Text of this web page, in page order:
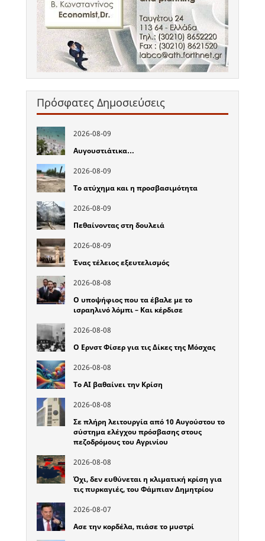
Πρόσφατες Δημοσιεύσεις
2026-08-09
Αυγουστιάτικα…
2026-08-09
Το ατύχημα και η προσβασιμότητα
2026-08-09
Πεθαίνοντας στη δουλειά
2026-08-09
Ένας τέλειος εξευτελισμός
2026-08-08
Ο υποψήφιος που τα έβαλε με το
ισραηλινό λόμπι – Και κέρδισε
2026-08-08
Ο Ερνστ Φίσερ για τις Δίκες της Μόσχας
2026-08-08
Το ΑΙ βαθαίνει την Κρίση
2026-08-08
Σε πλήρη λειτουργία από 10 Αυγούστου το
σύστημα ελέγχου πρόσβασης στους
πεζοδρόμους του Αγρινίου
2026-08-08
Όχι, δεν ευθύνεται η κλιματική κρίση για
τις πυρκαγιές, του Φάμπιαν Δημητρίου
2026-08-07
Ασε την κορδέλα, πιάσε το μυστρί